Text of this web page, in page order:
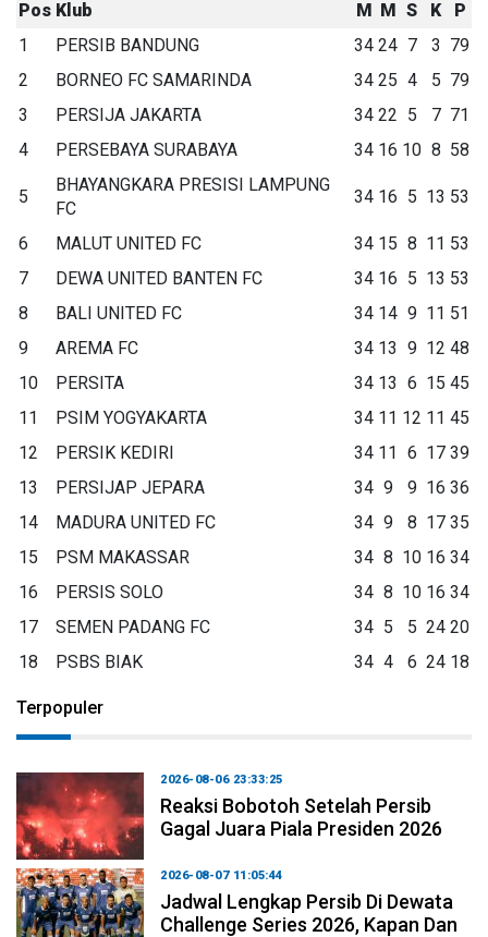
Pos Klub M M S K
P
1
PERSIB BANDUNG 34 24 7 3 79
2
BORNEO FC SAMARINDA 34 25 4 5 79
3
PERSIJA JAKARTA 34 22 5 7 71
4
PERSEBAYA SURABAYA 34 16 10 8 58
5
BHAYANGKARA PRESISI LAMPUNG
FC
34 16 5 13 53
6 MALUT UNITED FC 34 15 8 11 53
7
DEWA UNITED BANTEN FC 34 16 5 13 53
8
BALI UNITED FC 34 14 9 11 51
9
AREMA FC 34 13 9 12 48
10
PERSITA 34 13 6 15 45
11
PSIM YOGYAKARTA 34 11 12 11 45
12
PERSIK KEDIRI 34 11 6 17 39
13
PERSIJAP JEPARA 34 9 9 16 36
14
MADURA UNITED FC 34 9 8 17 35
15
PSM MAKASSAR 34 8 10 16 34
16
PERSIS SOLO 34 8 10 16 34
17
SEMEN PADANG FC 34 5 5 24 20
18
PSBS BIAK 34 4 6 24 18
Terpopuler
2026-08-06 23:33:25
Reaksi Bobotoh Setelah Persib
Gagal Juara Piala Presiden 2026
2026-08-07 11:05:44
Jadwal Lengkap Persib Di Dewata
Challenge Series 2026, Kapan Dan